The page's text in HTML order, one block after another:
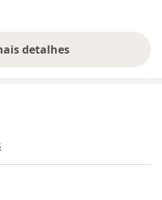
detalhes
sobre a experiência